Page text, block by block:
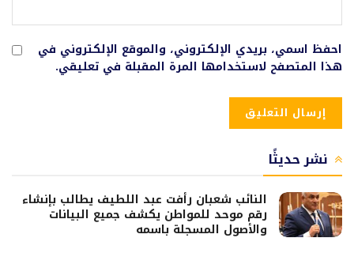
احفظ اسمي، بريدي الإلكتروني، والموقع الإلكتروني في
هذا المتصفح لاستخدامها المرة المقبلة في تعليقي.
نشر حديثًا
النائب شعبان رأفت عبد اللطيف يطالب بإنشاء
رقم موحد للمواطن يكشف جميع البيانات
والأصول المسجلة باسمه